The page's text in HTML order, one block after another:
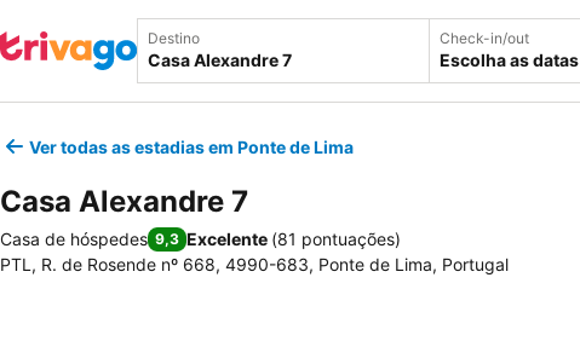
Destino Check-in/out
Escolha as datas
Ver todas as estadias em Ponte de Lima
Casa Alexandre 7
Casa de hóspedes 9,3 Excelente (81 pontuações)
PTL, R. de Rosende nº 668, 4990-683, Ponte de Lima, Portugal